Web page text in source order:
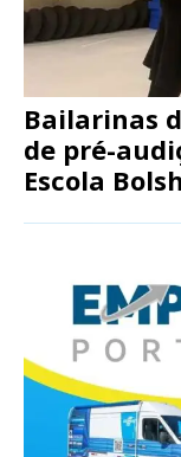
Bailarinas
de pré-
Escola